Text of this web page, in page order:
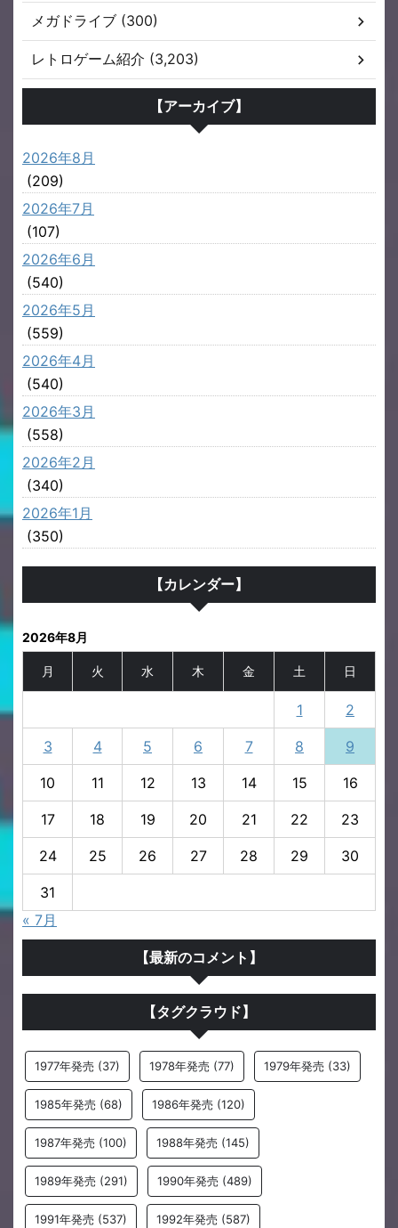
メガドライブ (300)
レトロゲーム紹介 (3,203)
【アーカイブ】
2026年8月
(209)
2026年7月
(107)
2026年6月
(540)
2026年5月
(559)
2026年4月
(540)
2026年3月
(558)
2026年2月
(340)
2026年1月
(350)
【カレンダー】
2026年8月
月 火 水 木 金 土 日
1 2
3 4 5 6 7 8 9
10 11 12 13 14 15 16
17 18 19 20 21 22 23
24 25 26 27 28 29 30
31
« 7月
【最新のコメント】
【タグクラウド】
1977年発売 (37) 1978年発売 (77) 1979年発売 (33)
1985年発売 (68) 1986年発売 (120)
1987年発売 (100) 1988年発売 (145)
1989年発売 (291) 1990年発売 (489)
1991年発売 (537) 1992年発売 (587)